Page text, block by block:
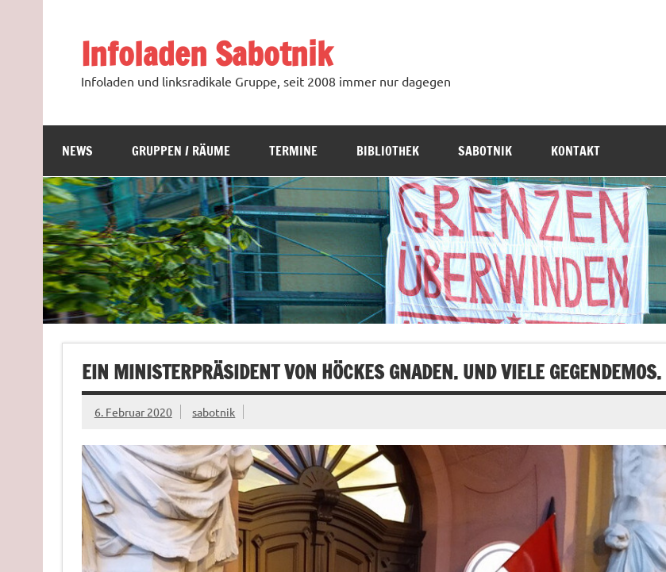
Infoladen Sabotnik
Infoladen und linksradikale Gruppe, seit 2008 immer nur dagegen
NEWS GRUPPEN / RÄUME TERMINE BIBLIOTHEK SABOTNIK KONTAKT
EIN MINISTERPRÄSIDENT VON HÖCKES GNADEN. UND VIELE GEGENDEMOS.
6. Februar 2020 sabotnik